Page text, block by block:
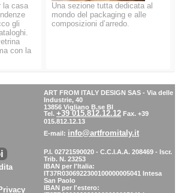
la casa
gli
con la
Una sezione tutta dedicata al
mondo del packaging e alle
composizioni d’arredo.
ART FROM ITALY DESIGN SAS - Via delle
Industrie, 40
13856 Vigliano B.se BI
Tel. +39 015.812.12.12 Fax. +39
015.812.12.13
E-mail: info@artfromitaly.it
P.I. 02721590020 - C.C.I.A.A. 208469 - Iscr.
Trib. N. 23253
IBAN per l'Italia:
IT37R0306922300100000005041 Intesa
San Paolo
IBAN per l'estero: